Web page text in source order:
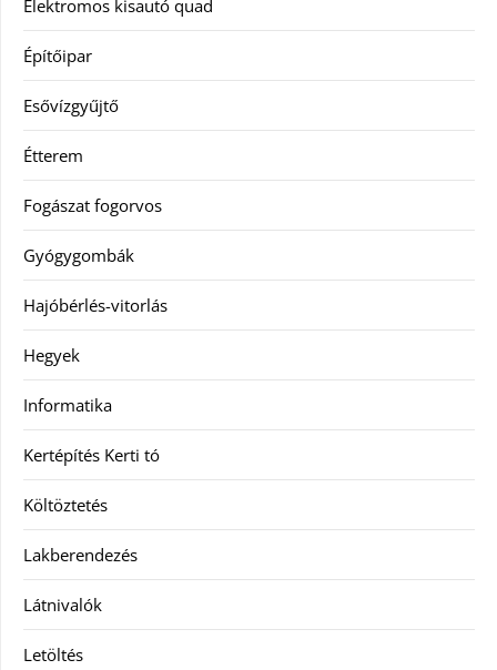
Elektromos kisautó quad
Építőipar
Esővízgyűjtő
Étterem
Fogászat fogorvos
Gyógygombák
Hajóbérlés-vitorlás
Hegyek
Informatika
Kertépítés Kerti tó
Költöztetés
Lakberendezés
Látnivalók
Letöltés